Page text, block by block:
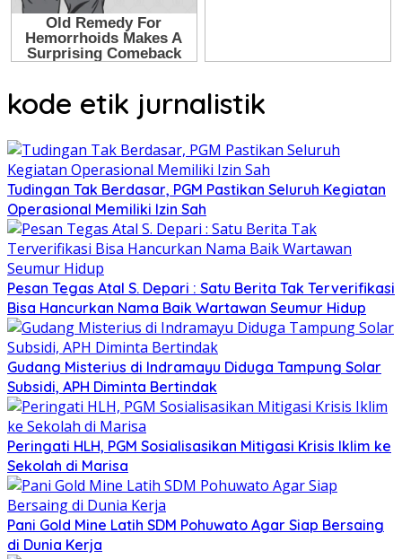
kode etik jurnalistik
Tudingan Tak Berdasar, PGM Pastikan Seluruh Kegiatan
Operasional Memiliki Izin Sah
Pesan Tegas Atal S. Depari : Satu Berita Tak Terverifikasi
Bisa Hancurkan Nama Baik Wartawan Seumur Hidup
Gudang Misterius di Indramayu Diduga Tampung Solar
Subsidi, APH Diminta Bertindak
Peringati HLH, PGM Sosialisasikan Mitigasi Krisis Iklim ke
Sekolah di Marisa
Pani Gold Mine Latih SDM Pohuwato Agar Siap Bersaing
di Dunia Kerja